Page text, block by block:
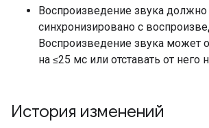
Воспроизведение звука
синхронизировано с
Воспроизведение звука может
на ≤25 мс или отставать от него
История изменений